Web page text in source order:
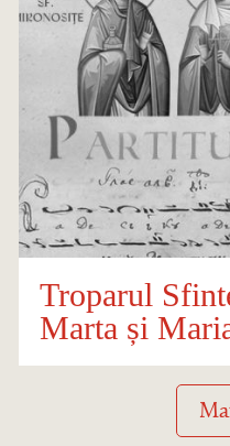
Troparul
Marta și